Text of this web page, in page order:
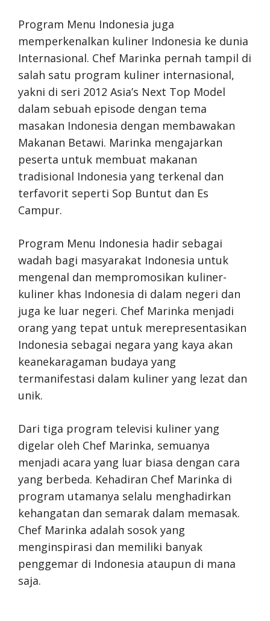
Program Menu Indonesia juga
memperkenalkan kuliner Indonesia ke dunia
Internasional. Chef Marinka pernah tampil di
salah satu program kuliner internasional,
yakni di seri 2012 Asia’s Next Top Model
dalam sebuah episode dengan tema
masakan Indonesia dengan membawakan
Makanan Betawi. Marinka mengajarkan
peserta untuk membuat makanan
tradisional Indonesia yang terkenal dan
terfavorit seperti Sop Buntut dan Es
Campur.
Program Menu Indonesia hadir sebagai
wadah bagi masyarakat Indonesia untuk
mengenal dan mempromosikan kuliner-
kuliner khas Indonesia di dalam negeri dan
juga ke luar negeri. Chef Marinka menjadi
orang yang tepat untuk merepresentasikan
Indonesia sebagai negara yang kaya akan
keanekaragaman budaya yang
termanifestasi dalam kuliner yang lezat dan
unik.
Dari tiga program televisi kuliner yang
digelar oleh Chef Marinka, semuanya
menjadi acara yang luar biasa dengan cara
yang berbeda. Kehadiran Chef Marinka di
program utamanya selalu menghadirkan
kehangatan dan semarak dalam memasak.
Chef Marinka adalah sosok yang
menginspirasi dan memiliki banyak
penggemar di Indonesia ataupun di mana
saja.